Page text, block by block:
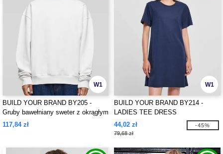
W1
BUILD YOUR BRAND BY205 -
Gruby bawełniany sweter z okrągłym
dekoltem
117,84 zł
W1
BUILD YOUR BRAND BY214 -
LADIES TEE DRESS
44,02 zł
79,68 zł
-45%